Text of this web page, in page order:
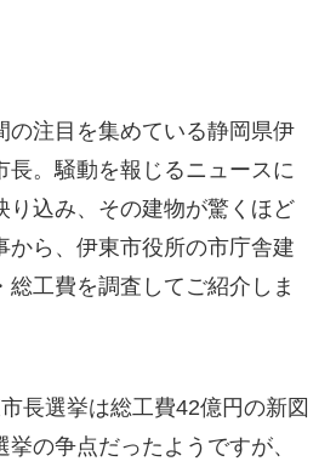
の注目を集めている静岡県伊
長。騒動を報じるニュースに
り込み、その建物が驚くほど
から、伊東市役所の市庁舎建
総工費を調査してご紹介しま
長選挙は総工費42億円の新図
の争点だったようですが、